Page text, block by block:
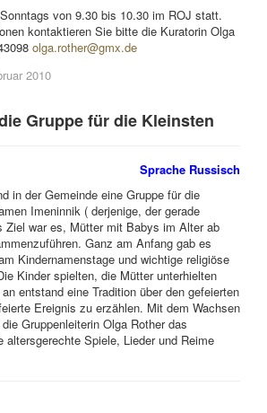
von 9.30 bis 10.30 im ROJ statt.
kontaktieren Sie bitte die Kuratorin Olga
olga.rother@gmx.de
2010
Gruppe für die Kleinsten
Sprache Russisch
in der Gemeinde eine Gruppe für die
Imeninnik ( derjenige, der gerade
Ziel war es, Mütter mit Babys im Alter ab
Ganz am Anfang gab es
Kindernamenstage und wichtige religiöse
Kinder spielten, die Mütter unterhielten
entstand eine Tradition über den gefeierten
Ereignis zu erzählen. Mit dem Wachsen
Gruppenleiterin Olga Rother das
altersgerechte Spiele, Lieder und Reime